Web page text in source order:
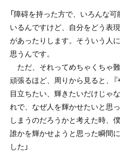
「障碍を持った方で、いろんな
いるんですけど、自分をどう表
があったりします。そういう人
思うんです。
ただ、それってめちゃくちゃ
頑張るほど、周りから見ると、
目立ちたい、輝きたいだけじゃ
れで、なぜ人を輝かせたいと思
しまうのだろうかと考えた時、
誰かを輝かせようと思った瞬間
した」